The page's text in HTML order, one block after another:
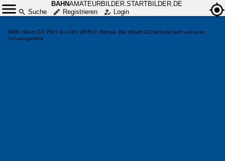
BAHNAMATEURBILDER.STARTBILDER.DE
Suche
Registrieren Login
MOB HGem 2/2 2501 (ex CEV MVR) in Blonay. Der HGem 2/2 befindet sich auf einer
Schulungsfahrt